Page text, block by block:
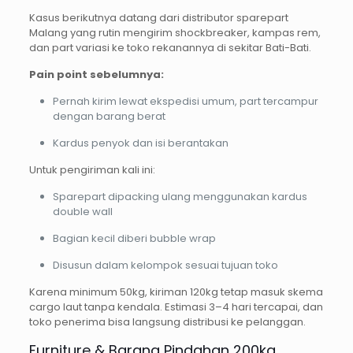
Kasus berikutnya datang dari distributor sparepart
Malang yang rutin mengirim shockbreaker, kampas rem,
dan part variasi ke toko rekanannya di sekitar Bati-Bati.
Pain point sebelumnya:
Pernah kirim lewat ekspedisi umum, part tercampur
dengan barang berat
Kardus penyok dan isi berantakan
Untuk pengiriman kali ini:
Sparepart dipacking ulang menggunakan kardus
double wall
Bagian kecil diberi bubble wrap
Disusun dalam kelompok sesuai tujuan toko
Karena minimum 50kg, kiriman 120kg tetap masuk skema
cargo laut tanpa kendala. Estimasi 3–4 hari tercapai, dan
toko penerima bisa langsung distribusi ke pelanggan.